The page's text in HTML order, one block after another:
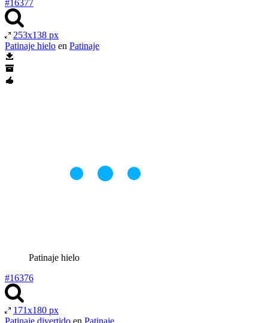
#16377
253x138 px
Patinaje hielo en Patinaje
Patinaje hielo
#16376
171x180 px
Patinaje divertido en Patinaje